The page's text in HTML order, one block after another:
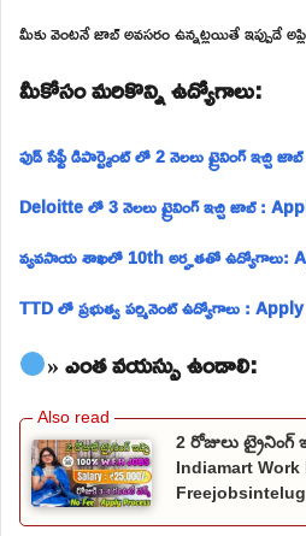
మీకు వెంటనే జాబ్ అవసరం ఉన్నట్లయితే ఇప్పుడే
మీకోసం మరికొన్ని ఉద్యోగాలు:
ఫుడ్ సేఫ్టీ డిపార్ట్మెంట్ లో 2 నెలలు ట్రైనింగ్ ఇచ్చి
Deloitte లో 3 నెలలు ట్రైనింగ్ ఇచ్చి జాబ్ :
వ్యవసాయ శాఖలో 10th అర్హతతో ఉద్యోగాలు:
TTD లో ప్రభుత్వ పర్మినెంట్ ఉద్యోగాలు : Apply
» ఎంత వయస్సు ఉండాలి:
2 రోజులు ట్రైనింగ్
Indiamart Work